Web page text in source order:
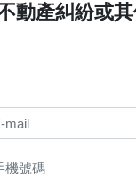
動產糾紛或